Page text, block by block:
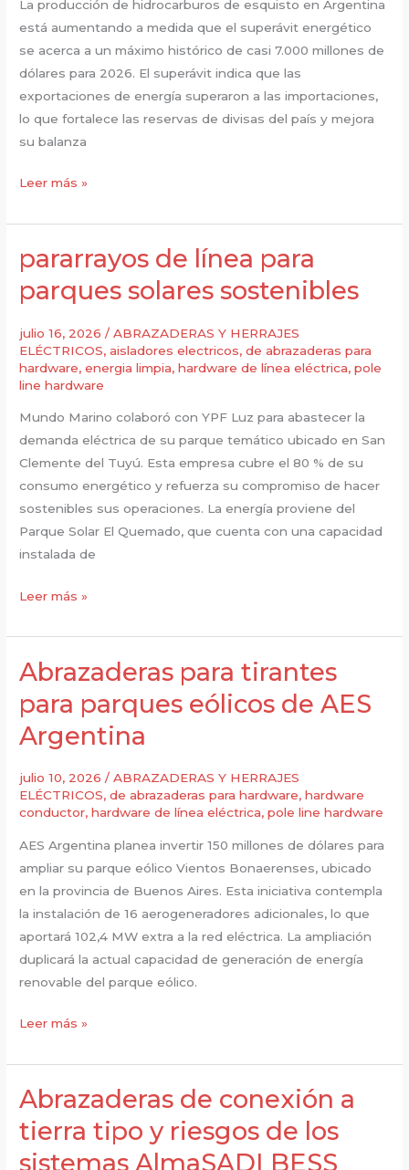
distribuida
La producción de hidrocarburos de esquisto en Argentina
está aumentando a medida que el superávit energético
se acerca a un máximo histórico de casi 7.000 millones de
dólares para 2026. El superávit indica que las
exportaciones de energía superaron a las importaciones,
lo que fortalece las reservas de divisas del país y mejora
su balanza
Abrazaderas
tirantes
de
anclaje
para
desarrollo
de
la
formación
Vaca
Muerta
Leer más »
pararrayos de línea para
parques solares sostenibles
julio 16, 2026/ABRAZADERAS Y HERRAJES
ELÉCTRICOS,aisladores electricos,de abrazaderas para
hardware,energia limpia,hardware de línea eléctrica,pole
line hardware
Mundo Marino colaboró ​​con YPF Luz para abastecer la
demanda eléctrica de su parque temático ubicado en San
Clemente del Tuyú. Esta empresa cubre el 80 % de su
consumo energético y refuerza su compromiso de hacer
sostenibles sus operaciones. La energía proviene del
Parque Solar El Quemado, que cuenta con una capacidad
instalada de
pararrayos
línea
para
solares
sostenibles
Leer más »
Abrazaderas para tirantes
para parques eólicos de AES
Argentina
julio 10, 2026/ABRAZADERAS Y HERRAJES
ELÉCTRICOS,de abrazaderas para hardware,hardware
conductor,hardware de línea eléctrica,pole line hardware
AES Argentina planea invertir 150 millones de dólares para
ampliar su parque eólico Vientos Bonaerenses, ubicado
en la provincia de Buenos Aires. Esta iniciativa contempla
la instalación de 16 aerogeneradores adicionales, lo que
aportará 102,4 MW extra a la red eléctrica. La ampliación
duplicará la actual capacidad de generación de energía
renovable del parque eólico.
Abrazaderas
tirantes
para
eólicos
de
Leer más »
Abrazaderas de conexión a
tierra tipo y riesgos de los
sistemas AlmaSADI BESS